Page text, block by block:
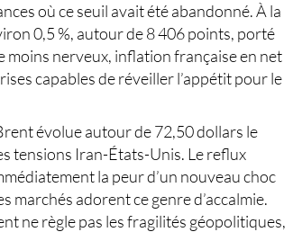
où ce seuil avait été abandonné. À la
0,5 %, autour de 8 406 points, porté
moins nerveux, inflation française en net
capables de réveiller l’appétit pour le
évolue autour de 72,50 dollars le
tensions Iran-États-Unis. Le reflux
la peur d’un nouveau choc
marchés adorent ce genre d’accalmie.
ne règle pas les fragilités géopolitiques,